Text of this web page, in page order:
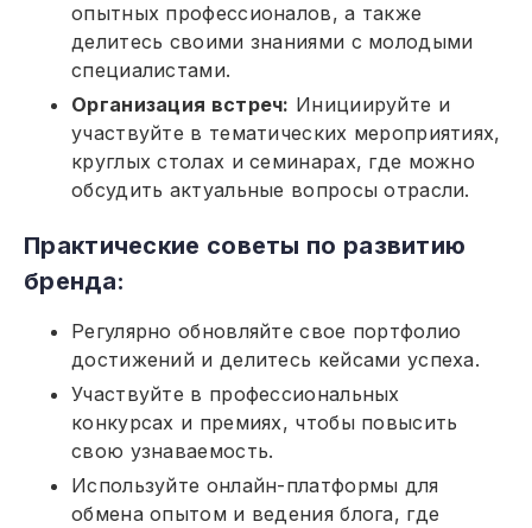
опытных профессионалов, а также
делитесь своими знаниями с молодыми
специалистами.
Организация встреч: Инициируйте и
участвуйте в тематических мероприятиях,
круглых столах и семинарах, где можно
обсудить актуальные вопросы отрасли.
Практические советы по развитию
бренда:
Регулярно обновляйте свое портфолио
достижений и делитесь кейсами успеха.
Участвуйте в профессиональных
конкурсах и премиях, чтобы повысить
свою узнаваемость.
Используйте онлайн-платформы для
обмена опытом и ведения блога, где